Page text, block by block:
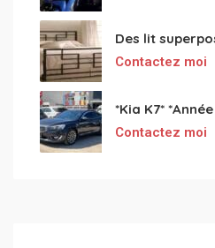
Contactez moi
Contactez moi